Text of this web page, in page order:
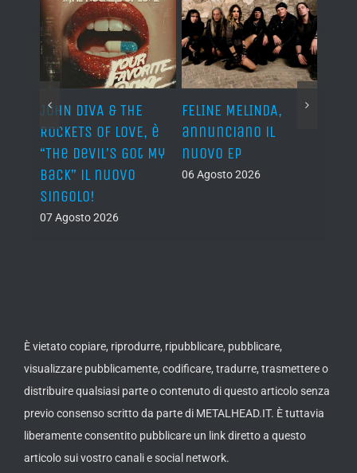
JOHN DIVA & THE
ROCKETS OF LOVE, è
“The Devil’s Got My
Back” il nuovo
singolo!
07 Agosto 2026
FELINE MELINDA,
annunciano il
nuovo EP
06 Agosto 2026
È vietato copiare, riprodurre, ripubblicare, pubblicare,
visualizzare pubblicamente, codificare, tradurre, trasmettere o
distribuire qualsiasi parte o contenuto di questo articolo senza
previo consenso scritto da parte di METALHEAD.IT. È tuttavia
liberamente consentito pubblicare un link diretto a questo
articolo sui vostro canali e social network.